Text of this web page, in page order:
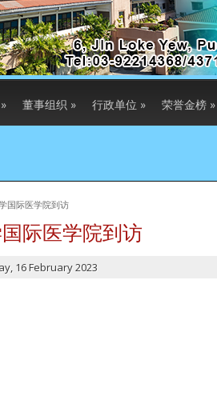
» 董事组织 » 行政单位 » 荣誉金榜 »
国际医学院到访
际医学院到访
16 February 2023